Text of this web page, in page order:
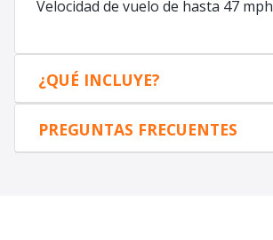
Velocidad de vuelo de hasta 47 mph
¿QUÉ INCLUYE?
PREGUNTAS FRECUENTES